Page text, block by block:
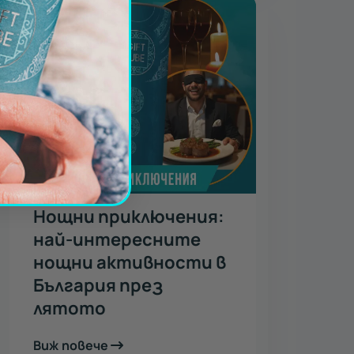
Нощни приключения:
най-интересните
нощни активности в
България през
лятото
Виж повече